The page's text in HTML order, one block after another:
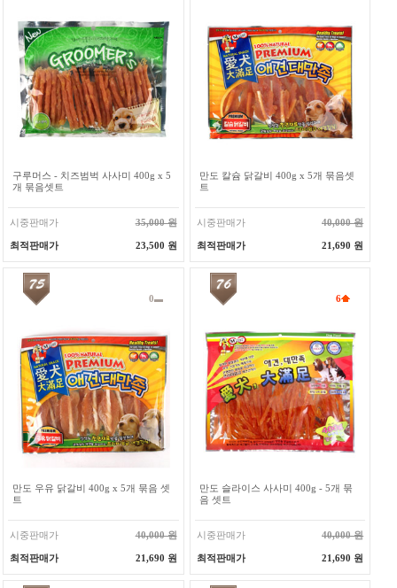
구루머스 - 치즈범벅 사사미 400g x 5
개 묶음셋트
시중판매가 35,000 원
최적판매가 23,500 원
만도 칼슘 닭갈비 400g x 5개 묶음셋
트
시중판매가 40,000 원
최적판매가 21,690 원
0
만도 우유 닭갈비 400g x 5개 묶음 셋
트
시중판매가 40,000 원
최적판매가 21,690 원
6
만도 슬라이스 사사미 400g - 5개 묶
음 셋트
시중판매가 40,000 원
최적판매가 21,690 원